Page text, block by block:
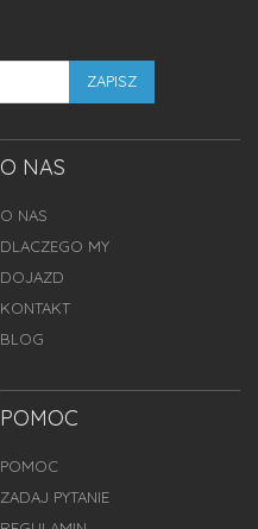
ZAPISZ
O NAS
O NAS
DLACZEGO MY
DOJAZD
KONTAKT
BLOG
POMOC
POMOC
ZADAJ PYTANIE